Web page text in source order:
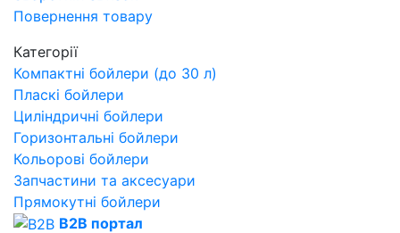
Повернення товару
Категорії
Компактні бойлери (до 30 л)
Пласкі бойлери
Циліндричні бойлери
Горизонтальні бойлери
Кольорові бойлери
Запчастини та аксесуари
Прямокутні бойлери
B2B портал